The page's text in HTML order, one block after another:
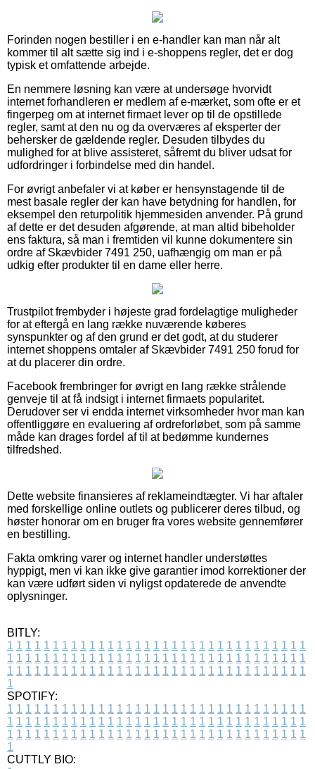
Forinden nogen bestiller i en e-handler kan man når alt
kommer til alt sætte sig ind i e-shoppens regler, det er dog
typisk et omfattende arbejde.
En nemmere løsning kan være at undersøge hvorvidt
internet forhandleren er medlem af e-mærket, som ofte er et
fingerpeg om at internet firmaet lever op til de opstillede
regler, samt at den nu og da overværes af eksperter der
behersker de gældende regler. Desuden tilbydes du
mulighed for at blive assisteret, såfremt du bliver udsat for
udfordringer i forbindelse med din handel.
For øvrigt anbefaler vi at køber er hensynstagende til de
mest basale regler der kan have betydning for handlen, for
eksempel den returpolitik hjemmesiden anvender. På grund
af dette er det desuden afgørende, at man altid bibeholder
ens faktura, så man i fremtiden vil kunne dokumentere sin
ordre af Skævbider 7491 250, uafhængig om man er på
udkig efter produkter til en dame eller herre.
Trustpilot frembyder i højeste grad fordelagtige muligheder
for at eftergå en lang række nuværende køberes
synspunkter og af den grund er det godt, at du studerer
internet shoppens omtaler af Skævbider 7491 250 forud for
at du placerer din ordre.
Facebook frembringer for øvrigt en lang række strålende
genveje til at få indsigt i internet firmaets popularitet.
Derudover ser vi endda internet virksomheder hvor man kan
offentliggøre en evaluering af ordreforløbet, som på samme
måde kan drages fordel af til at bedømme kundernes
tilfredshed.
Dette website finansieres af reklameindtægter. Vi har aftaler
med forskellige online outlets og publicerer deres tilbud, og
høster honorar om en bruger fra vores website gennemfører
en bestilling.
Fakta omkring varer og internet handler understøttes
hyppigt, men vi kan ikke give garantier imod korrektioner der
kan være udført siden vi nyligst opdaterede de anvendte
oplysninger.
BITLY:
1 1 1 1 1 1 1 1 1 1 1 1 1 1 1 1 1 1 1 1 1 1 1 1 1 1 1 1 1 1 1 1 1
1 1 1 1 1 1 1 1 1 1 1 1 1 1 1 1 1 1 1 1 1 1 1 1 1 1 1 1 1 1 1 1 1
1 1 1 1 1 1 1 1 1 1 1 1 1 1 1 1 1 1 1 1 1 1 1 1 1 1 1 1 1 1 1 1 1
1
SPOTIFY:
1 1 1 1 1 1 1 1 1 1 1 1 1 1 1 1 1 1 1 1 1 1 1 1 1 1 1 1 1 1 1 1 1
1 1 1 1 1 1 1 1 1 1 1 1 1 1 1 1 1 1 1 1 1 1 1 1 1 1 1 1 1 1 1 1 1
1 1 1 1 1 1 1 1 1 1 1 1 1 1 1 1 1 1 1 1 1 1 1 1 1 1 1 1 1 1 1 1 1
1
CUTTLY BIO: